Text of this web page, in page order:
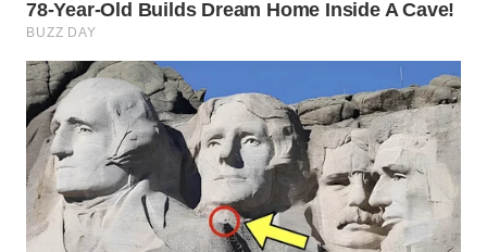
WN
DANAU
TOBA
WN
NIAS
WN
LANGKAT